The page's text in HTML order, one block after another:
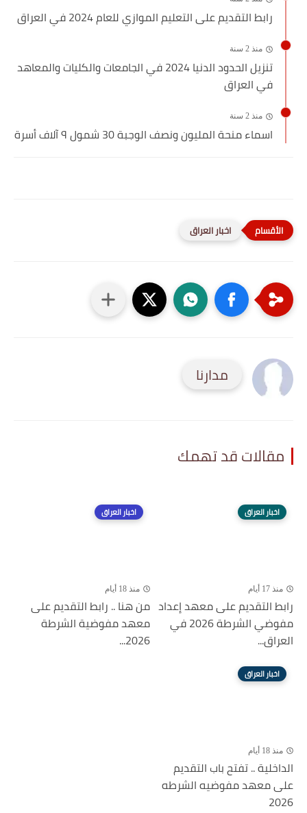
رابط التقديم على التعليم الموازي للعام 2024 في العراق
منذ 2 سنة
تنزيل الحدود الدنيا 2024 في الجامعات والكليات والمعاهد
في العراق
منذ 2 سنة
اسماء منحة المليون ونصف الوجبة 30 شمول ٩ آلاف أسرة
اخبار العراق
مدارنا
مقالات قد تهمك
اخبار العراق
منذ 17 أيام
رابط التقديم على معهد إعداد
مفوضي الشرطة 2026 في
العراق...
اخبار العراق
منذ 18 أيام
من هنا .. رابط التقديم على
معهد مفوضية الشرطة
2026...
اخبار العراق
منذ 18 أيام
الداخلية .. تفتح باب التقديم
على معهد مفوضيه الشرطه
2026